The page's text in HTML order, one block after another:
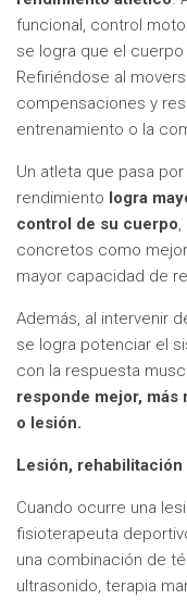
funcional, control
se logra que el
Refiriéndose al
compensaciones y
entrenamiento o la
Un atleta que pasa
rendimiento logra
control de su cuerpo
concretos como
mayor capacidad de
Además, al intervenir
se logra potenciar el
con la respuesta
responde mejor,
o lesión.
Lesión,
Cuando ocurre una
fisioterapeuta
una combinación de
ultrasonido, terapia